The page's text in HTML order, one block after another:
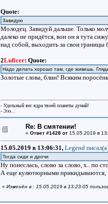
Quote:
Завидую
Молодец. Завидуй дальше. Только
далеко не придётся, вон он я тута
над собой, выходить за свои
2Luficer: Quote:
Надо делать хорошо там, где живешь.
Золотые слова, блин! Всяким
- Удельный вес ядра твоей планеты думай!
- Эээ...
Re: В смятении!
« Ответ #1428 от15.05.2019 в
15.05.2019 в 13:06:31, Legend
Тогда сиди и дрочи
Ну понеслась, слово за слово, х.. по
А еще кулютюрными прикидываются,
« Изменён в : 15.05.2019 в 13:23:05